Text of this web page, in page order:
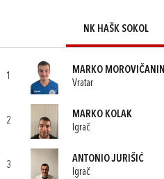
NK HAŠK SOKOL
1
MARKO MOROVIČANIN
Vratar
2
MARKO KOLAK
Igrač
3
ANTONIO JURIŠIĆ
Igrač